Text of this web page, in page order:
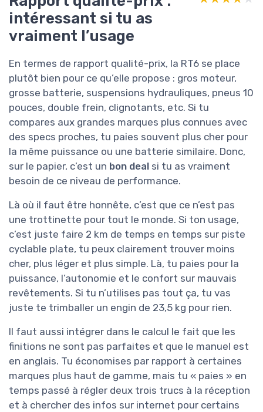
intéressant si tu as
vraiment l’usage
En termes de rapport qualité-prix, la RT6 se place
plutôt bien pour ce qu’elle propose : gros moteur,
grosse batterie, suspensions hydrauliques, pneus 10
pouces, double frein, clignotants, etc. Si tu
compares aux grandes marques plus connues avec
des specs proches, tu paies souvent plus cher pour
la même puissance ou une batterie similaire. Donc,
sur le papier, c’est un bon deal si tu as vraiment
besoin de ce niveau de performance.
Là où il faut être honnête, c’est que ce n’est pas
une trottinette pour tout le monde. Si ton usage,
c’est juste faire 2 km de temps en temps sur piste
cyclable plate, tu peux clairement trouver moins
cher, plus léger et plus simple. Là, tu paies pour la
puissance, l’autonomie et le confort sur mauvais
revêtements. Si tu n’utilises pas tout ça, tu vas
juste te trimballer un engin de 23,5 kg pour rien.
Il faut aussi intégrer dans le calcul le fait que les
finitions ne sont pas parfaites et que le manuel est
en anglais. Tu économises par rapport à certaines
marques plus haut de gamme, mais tu « paies » en
temps passé à régler deux trois trucs à la réception
et à chercher des infos sur internet pour certains